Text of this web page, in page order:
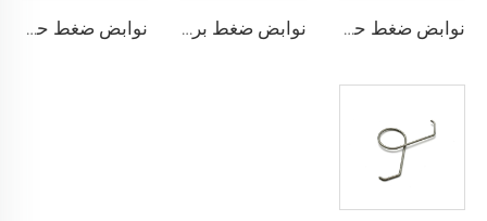
نوابض ضغط حلزونية من الفولاذ الكربوني لمصنع CE ISO نوابض ضغط برج مخروطي من الفولاذ المقاوم للصدأ بالجملة نوابض ضغط حلزونية صغيرة مخصصة من الفولاذ المقاوم للصدأ بالجملة